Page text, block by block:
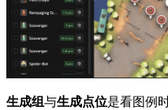
生成组与生成点位是看图例